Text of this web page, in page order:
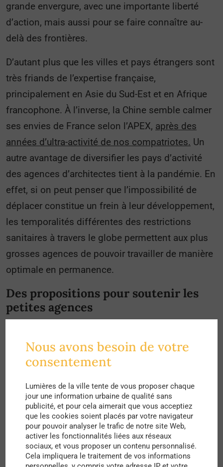
grande envergure, avec une importante liberté
d’action, mais aussi pour se faire connaître au-
delà des frontières.
D’autant plus que les villes et pays étrangers sont
très friands de l’expertise française,
principalement en Asie du Sud-Est et en Afrique
francophone. À l’inverse, la Chine semble calmer
ses envies de France selon l’APEX, après des
années d’ultra-activité de nos compatriotes. Un
autre avantage de diversifier les pays d’activité
des agences d’architectes tient à la pandémie. En
effet, si on peut penser que l’impossibilité de
déplacer constitue un frein à leur développement,
les temporalités différentes des restrictions
sanitaires à travers le globe permettent aux plus
grosses agences de pouvoir travailler de manière
optimale en permanence.
Des propositions pour soutenir les
petites agences
et moyennes agences de s’exporter à l’étranger
selon l’AFEX : leur trésorerie pas assez
missions de veille et de prospection, une
difficulté à mobiliser des grandes équipes du
point de vue des clients internationaux ainsi
qu’une incapacité à casser les prix pour pénétrer
le marché.
Nous avons besoin de votre
consentement
Lumières de la ville tente de vous proposer chaque
jour une information urbaine de qualité sans
publicité, et pour cela aimerait que vous acceptiez
que les cookies soient placés par votre navigateur
pour pouvoir analyser le trafic de notre site Web,
activer les fonctionnalités liées aux réseaux
sociaux, et vous proposer un contenu personnalisé.
Cela impliquera le traitement de vos informations